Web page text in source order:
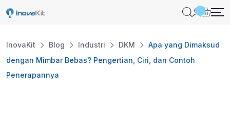
Skip
InovaKit Blog Industri DKM
Apa yang Dimaksud
dengan Mimbar Bebas? Pengertian, Ciri, dan Contoh
Penerapannya